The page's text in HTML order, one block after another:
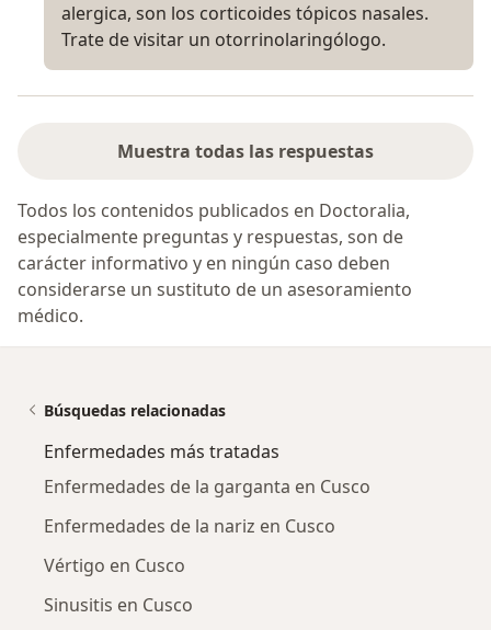
alergica, son los corticoides tópicos nasales.
Trate de visitar un otorrinolaringólogo.
Muestra todas las respuestas
Todos los contenidos publicados en Doctoralia,
especialmente preguntas y respuestas, son de
carácter informativo y en ningún caso deben
considerarse un sustituto de un asesoramiento
médico.
Búsquedas relacionadas
Enfermedades más tratadas
Enfermedades de la garganta en Cusco
Enfermedades de la nariz en Cusco
Vértigo en Cusco
Sinusitis en Cusco